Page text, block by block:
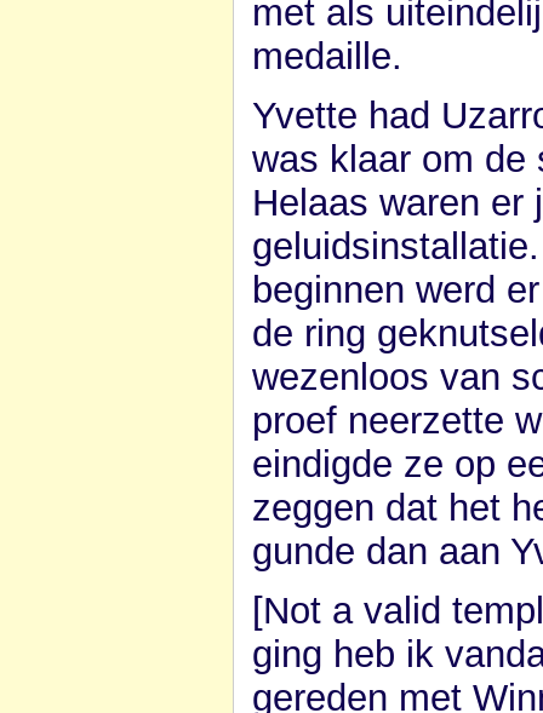
met als
medaille.
Yvette had
was klaar om de
Helaas waren er
beginnen werd
de ring
wezenloos van
proef neerzette
eindigde ze op
zeggen dat het
gunde dan aan
[Not a valid
ging heb ik
gereden met